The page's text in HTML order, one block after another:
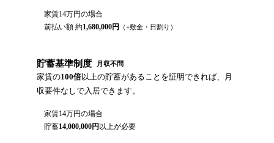
家賃14万円の場合
前払い額 約1,680,000円 （+敷金・日割り）
貯蓄基準制度 月収不問
家賃の100倍以上の貯蓄があることを証明できれば、月
収要件なしで入居できます。
家賃14万円の場合
貯蓄14,000,000円以上が必要